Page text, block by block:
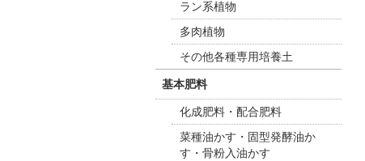
ラン系植物
多肉植物
その他各種専用培養土
基本肥料
化成肥料・配合肥料
菜種油かす・固型発酵油か
す・骨粉入油かす